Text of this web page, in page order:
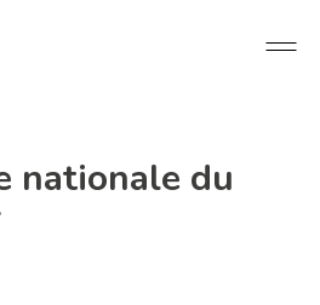
nationale du